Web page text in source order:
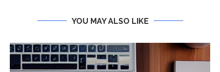
YOU MAY ALSO LIKE